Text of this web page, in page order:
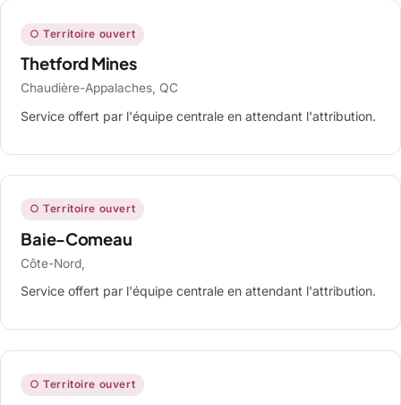
○ Territoire ouvert
Thetford Mines
Chaudière-Appalaches, QC
Service offert par l'équipe centrale en attendant l'attribution.
○ Territoire ouvert
Baie-Comeau
Côte-Nord,
Service offert par l'équipe centrale en attendant l'attribution.
○ Territoire ouvert